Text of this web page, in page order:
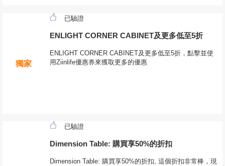
獨家
已驗證
ENLIGHT CORNER CABINET及更多低至5折
ENLIGHT CORNER CABINET及更多低至5折，點擊並使
用Ziinlife優惠券來獲取更多的優惠
已驗證
Dimension Table: 購買享50%的折扣
Dimension Table: 購買享50%的折扣, 這個折扣非常棒，現